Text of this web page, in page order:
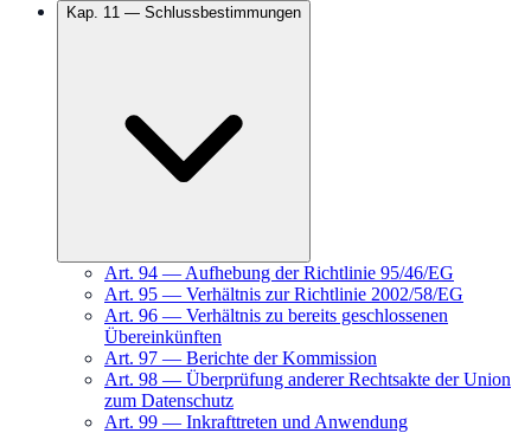
Kap. 11 — Schlussbestimmungen
Art. 94 — Aufhebung der Richtlinie 95/46/EG
Art. 95 — Verhältnis zur Richtlinie 2002/58/EG
Art. 96 — Verhältnis zu bereits geschlossenen
Übereinkünften
Art. 97 — Berichte der Kommission
Art. 98 — Überprüfung anderer Rechtsakte der Union
zum Datenschutz
Art. 99 — Inkrafttreten und Anwendung